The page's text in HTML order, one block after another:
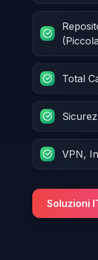
Total
VPN,
Soluzioni